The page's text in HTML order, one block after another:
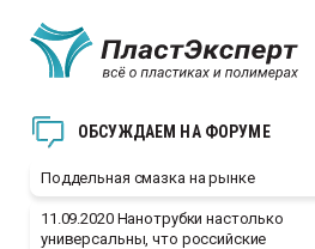
ОБСУЖДАЕМ НА ФОРУМЕ
Поддельная смазка на рынке
11.09.2020 Нанотрубки настолько
универсальны, что российские